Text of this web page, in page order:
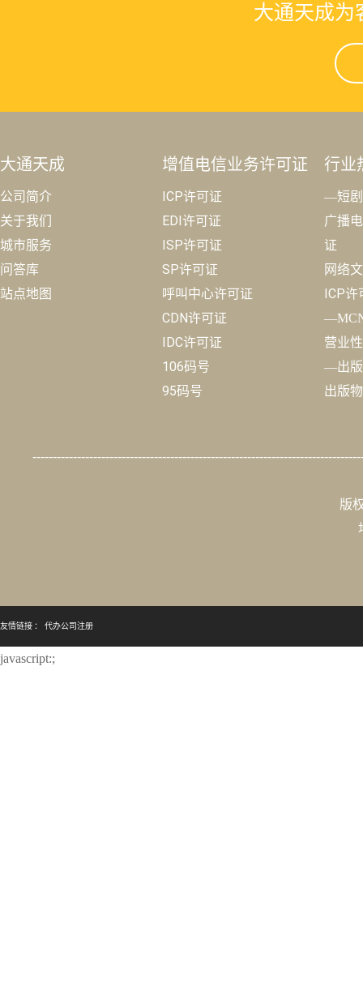
大通天成为
大通天成
公司简介
关于我们
城市服务
问答库
站点地图
增值电信业务许可证
ICP许可证
EDI许可证
ISP许可证
SP许可证
呼叫中心许可证
CDN许可证
IDC许可证
106码号
95码号
行业
—短
广播
证
网络
ICP许
营业
—出版
出版
版
友情链接 ： 代办公司注册
javascript:;